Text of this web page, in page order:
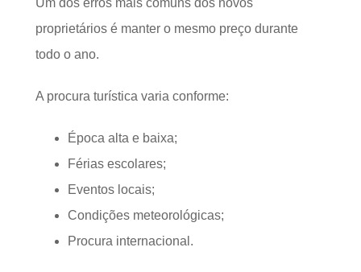
Um dos erros mais comuns dos novos
proprietários é manter o mesmo preço durante
todo o ano.
A procura turística varia conforme:
Época alta e baixa;
Férias escolares;
Eventos locais;
Condições meteorológicas;
Procura internacional.